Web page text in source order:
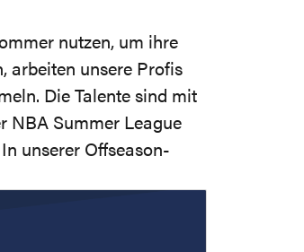
nutzen, um ihre
arbeiten unsere Profis
Die Talente sind mit
NBA Summer League
unserer Offseason-